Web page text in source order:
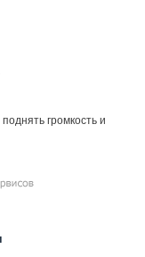
громкость и